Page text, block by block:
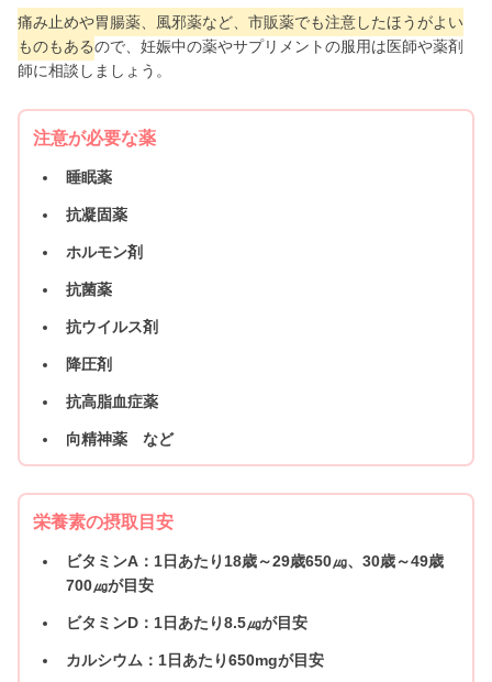
痛み止めや胃腸薬、風邪薬など、市販薬でも注意したほうがよい
ものもあるので、妊娠中の薬やサプリメントの服用は医師や薬剤
師に相談しましょう。
注意が必要な薬
睡眠薬
抗凝固薬
ホルモン剤
抗菌薬
抗ウイルス剤
降圧剤
抗高脂血症薬
向精神薬 など
栄養素の摂取目安
ビタミンA：1日あたり18歳～29歳650㎍、30歳～49歳
700㎍が目安
ビタミンD：1日あたり8.5㎍が目安
カルシウム：1日あたり650mgが目安